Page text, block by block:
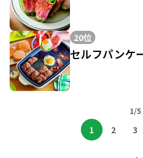
20位
セルフパンケ
1/5
1 2 3